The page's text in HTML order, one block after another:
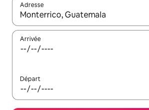
Adresse
Lorsque les résultats s'affichent,
Arrivée
Départ